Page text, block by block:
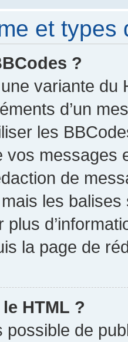
et types
?
variante du
d’un
les
messages
de
les
plus
la page de
HTML ?
possible de